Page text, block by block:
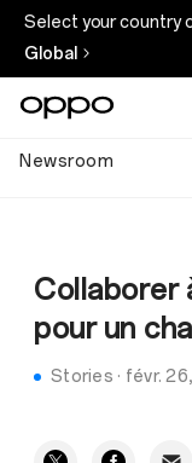
Select your country
Global
Newsroom
Collaborer
pour un
Stories · févr.